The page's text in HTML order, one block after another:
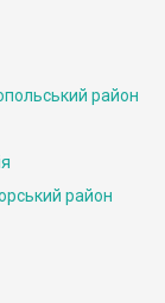
район
район